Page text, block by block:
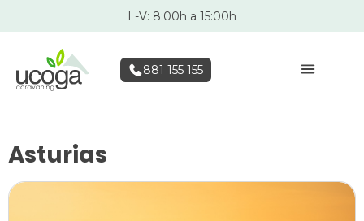
L-V: 8:00h a 15:00h
881 155 155
Asturias